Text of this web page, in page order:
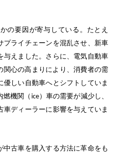
の要因が寄与している。たとえ
プライチェーンを混乱させ、新車
与えました。さらに、電気自動車
関心の高まりにより、消費者の需
しい自動車へとシフトしていま
機関（ice）車の需要が減少し、
ディーラーに影響を与えていま
中古車を購入する方法に革命をも